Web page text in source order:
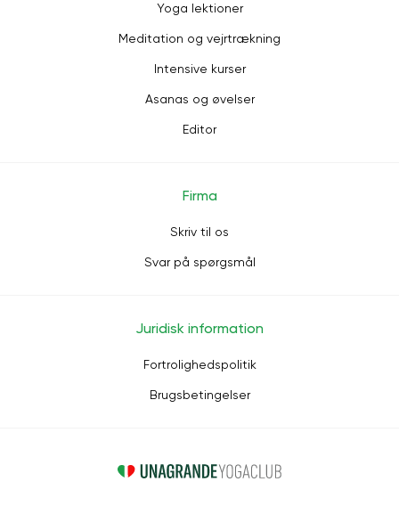
Yoga lektioner
Meditation og vejrtrækning
Intensive kurser
Asanas og øvelser
Editor
Firma
Skriv til os
Svar på spørgsmål
Juridisk information
Fortrolighedspolitik
Brugsbetingelser